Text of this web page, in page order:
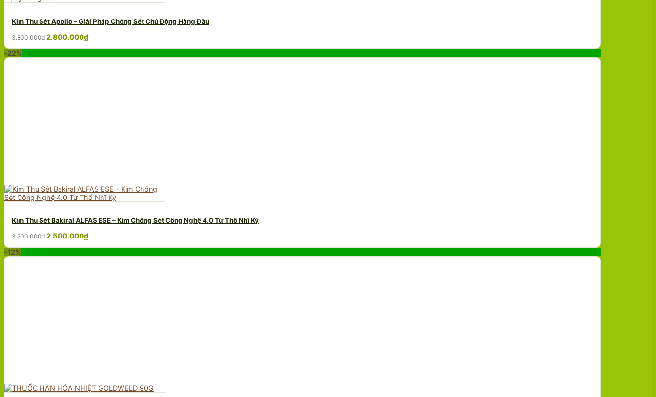
Kim Thu Sét Apollo – Giải Pháp Chống Sét Chủ Động Hàng Đầu
3.800.000₫ Giá
2.800.000₫Giá
-22%
Kim Thu Sét Bakiral ALFAS ESE – Kim Chống Sét Công Nghệ 4.0 Từ Thổ Nhĩ Kỳ
3.200.000₫ Giá
2.500.000₫Giá
-12%